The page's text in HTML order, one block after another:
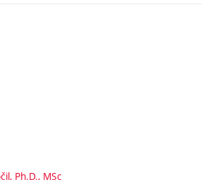
Ph.D., MSc